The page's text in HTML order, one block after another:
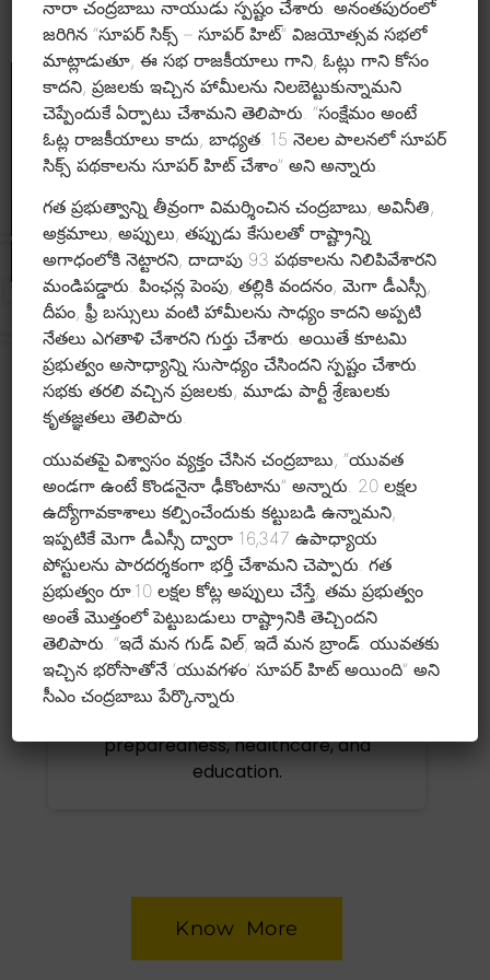
Another sensational era started with
Chandrababu's rule after NTR.
Lokesh served as one of the Trustees of
the NTR Memorial Trust (often referred
preparedness, healthcare, and
education.
Know More
నారా చంద్రబాబు నాయుడు స్పష్టం చేశారు. అనంతపురంలో
జరిగిన “సూపర్ సిక్స్ – సూపర్ హిట్” విజయోత్సవ సభలో
మాట్లాడుతూ, ఈ సభ రాజకీయాలు గాని, ఓట్లు గాని కోసం
కాదని, ప్రజలకు ఇచ్చిన హామీలను నిలబెట్టుకున్నామని
చెప్పేందుకే ఏర్పాటు చేశామని తెలిపారు. “సంక్షేమం అంటే
ఓట్ల రాజకీయాలు కాదు, బాధ్యత. 15 నెలల పాలనలో సూపర్
సిక్స్ పథకాలను సూపర్ హిట్ చేశాం” అని అన్నారు.
గత ప్రభుత్వాన్ని తీవ్రంగా విమర్శించిన చంద్రబాబు, అవినీతి,
అక్రమాలు, అప్పులు, తప్పుడు కేసులతో రాష్ట్రాన్ని
అగాధంలోకి నెట్టారని, దాదాపు 93 పథకాలను నిలిపివేశారని
మండిపడ్డారు. పింఛన్ల పెంపు, తల్లికి వందనం, మెగా డీఎస్సీ,
దీపం, ఫ్రీ బస్సులు వంటి హామీలను సాధ్యం కాదని అప్పటి
నేతలు ఎగతాళి చేశారని గుర్తు చేశారు. అయితే కూటమి
ప్రభుత్వం అసాధ్యాన్ని సుసాధ్యం చేసిందని స్పష్టం చేశారు.
సభకు తరలి వచ్చిన ప్రజలకు, మూడు పార్టీ శ్రేణులకు
కృతజ్ఞతలు తెలిపారు.
యువతపై విశ్వాసం వ్యక్తం చేసిన చంద్రబాబు, “యువత
అండగా ఉంటే కొండనైనా ఢీకొంటాను” అన్నారు. 20 లక్షల
ఉద్యోగావకాశాలు కల్పించేందుకు కట్టుబడి ఉన్నామని,
ఇప్పటికే మెగా డీఎస్సీ ద్వారా 16,347 ఉపాధ్యాయ
పోస్టులను పారదర్శకంగా భర్తీ చేశామని చెప్పారు. గత
ప్రభుత్వం రూ.10 లక్షల కోట్ల అప్పులు చేస్తే, తమ ప్రభుత్వం
అంతే మొత్తంలో పెట్టుబడులు రాష్ట్రానికి తెచ్చిందని
తెలిపారు. “ఇదే మన గుడ్ విల్, ఇదే మన బ్రాండ్. యువతకు
ఇచ్చిన భరోసాతోనే ‘యువగళం’ సూపర్ హిట్ అయింది” అని
సీఎం చంద్రబాబు పేర్కొన్నారు.